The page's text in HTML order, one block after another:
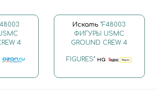
4
Искать "F48003
ФИГУРЫ USMC
GROUND CREW 4
FIGURES"на